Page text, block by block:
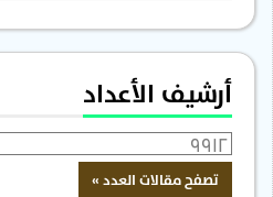
أرشيف الأعداد